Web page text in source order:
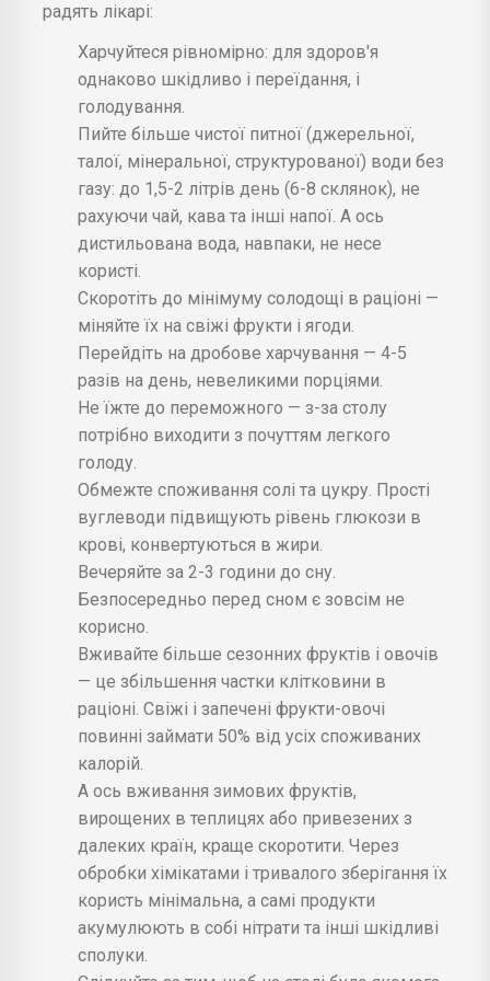
радять лікарі:
Харчуйтеся рівномірно: для здоров'я
однаково шкідливо і переїдання, і
голодування.
Пийте більше чистої питної (джерельної,
талої, мінеральної, структурованої) води без
газу: до 1,5-2 літрів день (6-8 склянок), не
рахуючи чай, кава та інші напої. А ось
дистильована вода, навпаки, не несе
користі.
Скоротіть до мінімуму солодощі в раціоні —
міняйте їх на свіжі фрукти і ягоди.
Перейдіть на дробове харчування — 4-5
разів на день, невеликими порціями.
Не їжте до переможного — з-за столу
потрібно виходити з почуттям легкого
голоду.
Обмежте споживання солі та цукру. Прості
вуглеводи підвищують рівень глюкози в
крові, конвертуються в жири.
Вечеряйте за 2-3 години до сну.
Безпосередньо перед сном є зовсім не
корисно.
Вживайте більше сезонних фруктів і овочів
— це збільшення частки клітковини в
раціоні. Свіжі і запечені фрукти-овочі
повинні займати 50% від усіх споживаних
калорій.
А ось вживання зимових фруктів,
вирощених в теплицях або привезених з
далеких країн, краще скоротити. Через
обробки хімікатами і тривалого зберігання їх
користь мінімальна, а самі продукти
акумулюють в собі нітрати та інші шкідливі
сполуки.